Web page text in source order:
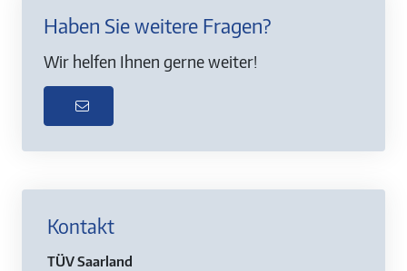
Haben Sie weitere Fragen?
Wir helfen Ihnen gerne weiter!
Kontakt
TÜV Saarland